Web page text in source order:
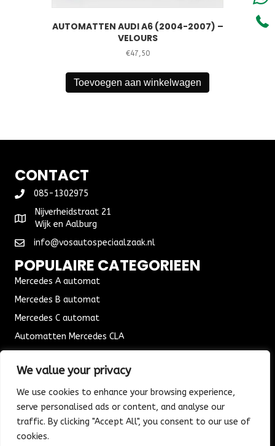
We value your privacy
We use cookies to enhance your browsing experience,
serve personalised ads or content, and analyse our
traffic. By clicking "Accept All", you consent to our use of
cookies.
AUTOMATTEN AUDI A6 (2004-2007) –
VELOURS
€47,50
Toevoegen aan winkelwagen
CONTACT
085-1302975
Nijverheidstraat 21
Wijk en Aalburg
info@vosautospeciaalzaak.nl
POPULAIRE CATEGORIEEN
Mercedes A automat
Mercedes B automat
Mercedes C automat
Automatten Mercedes CLA
ALGEMENE VOORWAARDEN
Algemene voorwaarden
Verzending & Bezorging
Retouren & Ruilen